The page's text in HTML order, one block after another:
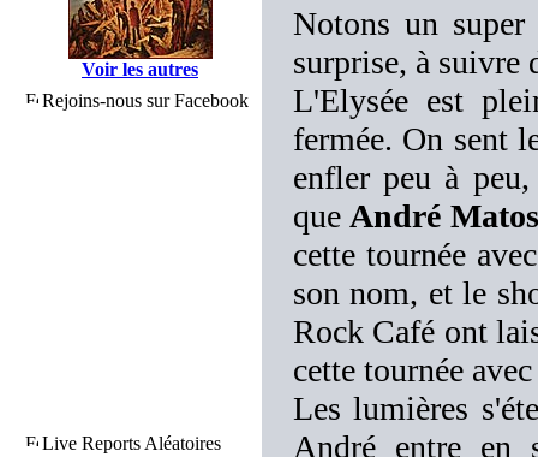
Voir les autres
Rejoins-nous sur Facebook
Live Reports Aléatoires
Notons un
surprise, à suivre
L'Elysée est
fermée. On sent
enfler peu à
que André
cette tournée
son nom, et le
Rock Café ont
cette tournée
Les lumières
André entre en